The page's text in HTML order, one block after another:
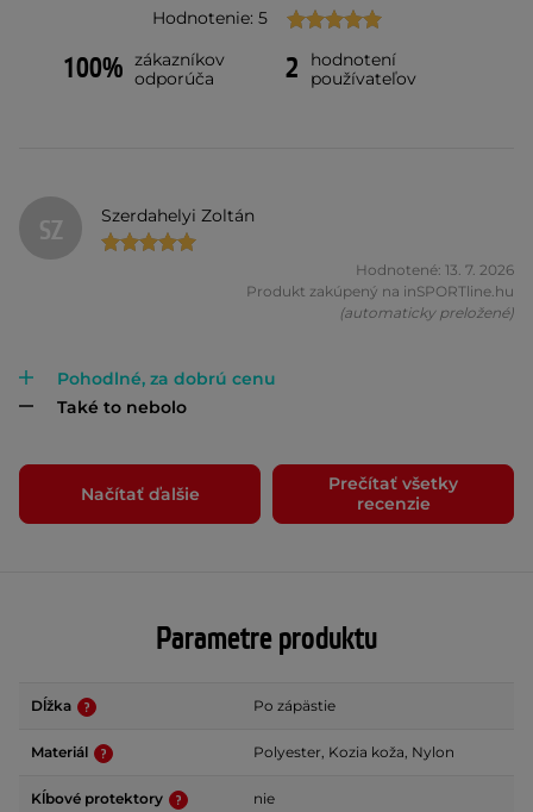
Hodnotenie: 5
100% zákazníkov
odporúča
2
hodnotení
používateľov
SZ Szerdahelyi Zoltán
Hodnotené: 13. 7. 2026
Produkt zakúpený na inSPORTline.hu
(automaticky preložené)
Pohodlné, za dobrú cenu
Také to nebolo
Načítať ďalšie
Prečítať všetky
recenzie
Parametre produktu
Dĺžka Po zápästie
Materiál Polyester, Kozia koža, Nylon
Kĺbové protektory nie